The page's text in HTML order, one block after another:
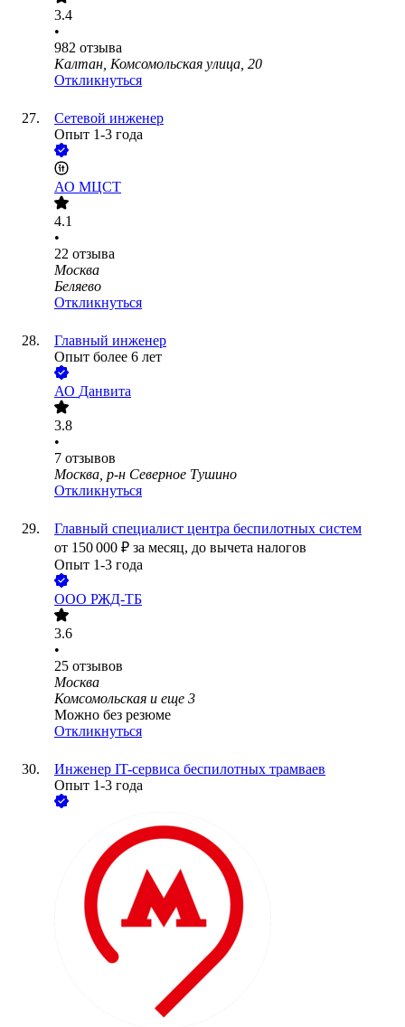
3.4
•
982 отзыва
Калтан, Комсомольская улица, 20
Откликнуться
Сетевой инженер
Опыт 1-3 года
АО МЦСТ
4.1
•
22 отзыва
Москва
Беляево
Откликнуться
Главный инженер
Опыт более 6 лет
АО Данвита
3.8
•
7 отзывов
Москва, р-н Северное Тушино
Откликнуться
Главный специалист центра беспилотных систем
от 150 000 ₽ за месяц, до вычета налогов
Опыт 1-3 года
ООО РЖД-ТБ
3.6
•
25 отзывов
Москва
Комсомольская и еще 3
Можно без резюме
Откликнуться
Инженер IT-сервиса беспилотных трамваев
Опыт 1-3 года